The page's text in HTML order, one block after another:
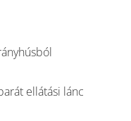
ellátási lánc